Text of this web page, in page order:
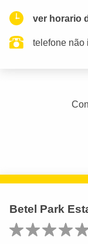
ver horario
telefone não
Betel Park